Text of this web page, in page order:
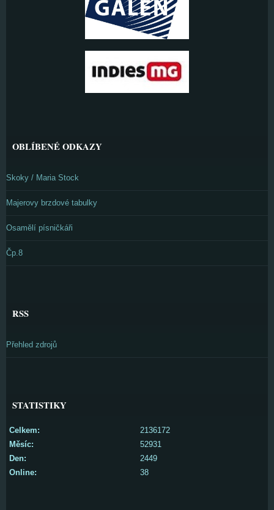
OBLÍBENÉ ODKAZY
Skoky / Maria Stock
Majerovy brzdové tabulky
Osamělí písničkáři
Čp.8
RSS
Přehled zdrojů
STATISTIKY
Online: 38
Celkem:
2136172
Měsíc:
52931
Den:
2449